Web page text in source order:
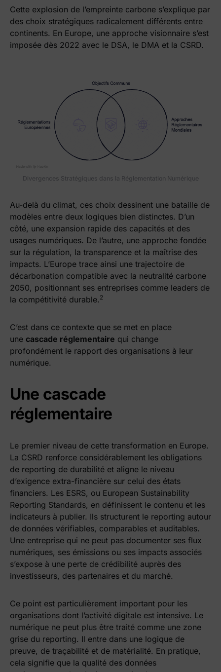
Cette explosion de l’empreinte carbone s’explique par
des choix stratégiques radicalement différents entre
continents. En Europe, une approche visionnaire s’est
imposée dès 2022 avec le DSA, le DMA et la CSRD.
Divergences Stratégiques dans la Réglementation Numérique
Au-delà du climat, ces choix dessinent une bataille de
modèles entre deux logiques bien distinctes. D’un
côté, une expansion rapide des capacités et des
usages numériques. De l’autre, une approche fondée
sur la régulation, la transparence et la maîtrise des
impacts. L’Europe trace ainsi une trajectoire de
décarbonation compatible avec la neutralité carbone
2050, positionnant ses entreprises comme leaders de
la compétitivité durable. 2
C’est dans ce contexte que se met en place
une cascade réglementaire qui change
profondément le rapport des organisations à leur
numérique.
Une cascade
réglementaire
Le premier niveau de cette transformation en Europe.
La CSRD renforce considérablement les obligations
de reporting de durabilité et aligne le niveau
d’exigence extra-financière sur celui des états
financiers. Les ESRS, ou European Sustainability
Reporting Standards, en définissent le contenu et les
indicateurs à publier. Ils structurent le reporting autour
de données vérifiables, comparables et auditables.
Une entreprise qui ne peut pas documenter ses flux
numériques, ses émissions ou ses impacts associés
s’expose à une perte de crédibilité auprès des
investisseurs, des partenaires et du marché.
Ce point est particulièrement important pour les
organisations dont l’activité digitale est intensive. Le
numérique ne peut plus être traité comme une zone
grise du reporting. Il entre dans une logique de
preuve, de traçabilité et de matérialité. En pratique,
cela signifie que la qualité des données